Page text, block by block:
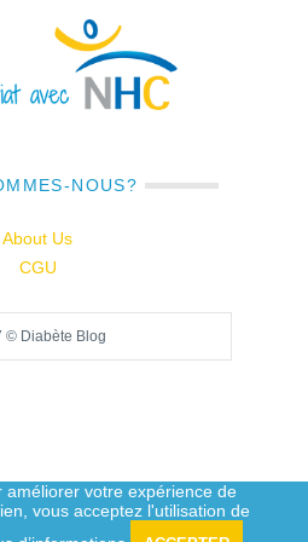
NOUS?
About Us
CGU
© Diabète Blog
améliorer votre expérience de
vous acceptez l'utilisation de